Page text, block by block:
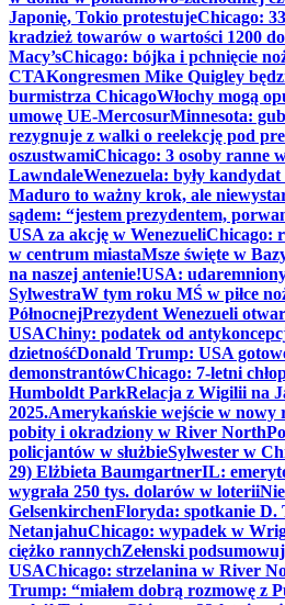
Japonię, Tokio protestujeChicago:
kradzież towarów o wartości 1200
Macy’sChicago: bójka i pchnięcie
CTAKongresmen Mike Quigley
burmistrza ChicagoWłochy mogą
umowę UE-MercosurMinnesota:
rezygnuje z walki o reelekcję pod
oszustwamiChicago: 3 osoby ranne
LawndaleWenezuela: były
Maduro to ważny krok, ale
sądem: “jestem prezydentem,
USA za akcję w WenezueliChicago:
w centrum miastaMsze święte w
na naszej antenie!USA:
SylwestraW tym roku MŚ w piłce
PółnocnejPrezydent Wenezueli
USAChiny: podatek od
dzietnośćDonald Trump: USA
demonstrantówChicago: 7-letni
Humboldt ParkRelacja z Wigilii na
2025.Amerykańskie wejście w nowy
pobity i okradziony w River North
policjantów w służbieSylwester w
29) Elżbieta BaumgartnerIL:
wygrała 250 tys. dolarów w loterii
GelsenkirchenFloryda: spotkanie D.
NetanjahuChicago: wypadek w
ciężko rannychZełenski
USAChicago: strzelanina w River
Trump: “miałem dobrą rozmowę z